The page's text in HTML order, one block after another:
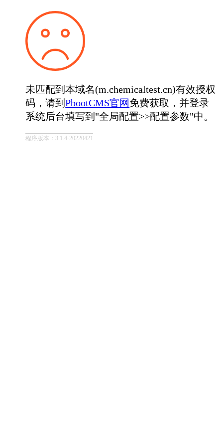
未匹配到本域名(m.chemicaltest.cn)有效授权
码，请到PbootCMS官网免费获取，并登录
系统后台填写到"全局配置>>配置参数"中。
程序版本：3.1.4-20220421